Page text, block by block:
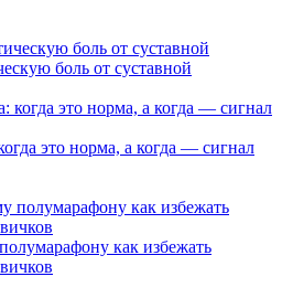
боль от суставной
это норма, а когда — сигнал
как избежать